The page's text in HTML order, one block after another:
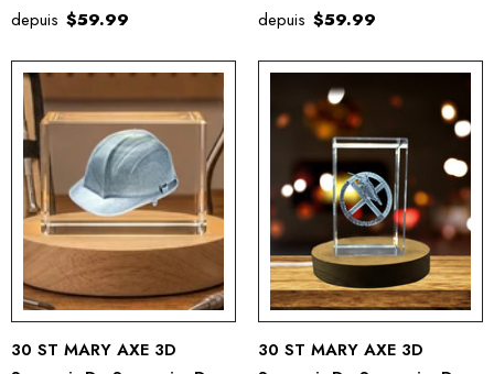
Cristal Gravé Gravé
depuis $59.99
Cristal Gravé Gravé
depuis $59.99
30 ST MARY AXE 3D
30 ST MARY AXE 3D